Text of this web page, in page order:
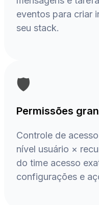
eventos para criar
seu stack.
🛡️
Permissões
Controle de
nível usuário ×
do time acesso
configurações e